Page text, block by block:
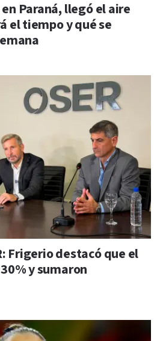
Paraná, llegó el aire
el tiempo y qué se
Frigerio destacó que el
y sumaron